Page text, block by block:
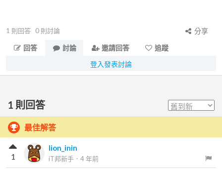
1 則回答 0 則討論
分享
回答
討論 邀請回答
追蹤
登入發表討論
1 則回答
最佳解答
lion_inin
iT邦新手 ． 4 年前
1